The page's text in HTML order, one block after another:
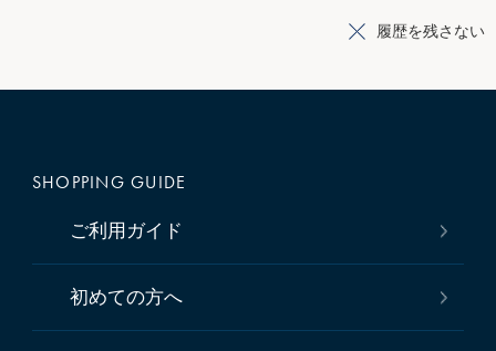
履歴を残さない
SHOPPING GUIDE
ご利用ガイド
初めての方へ